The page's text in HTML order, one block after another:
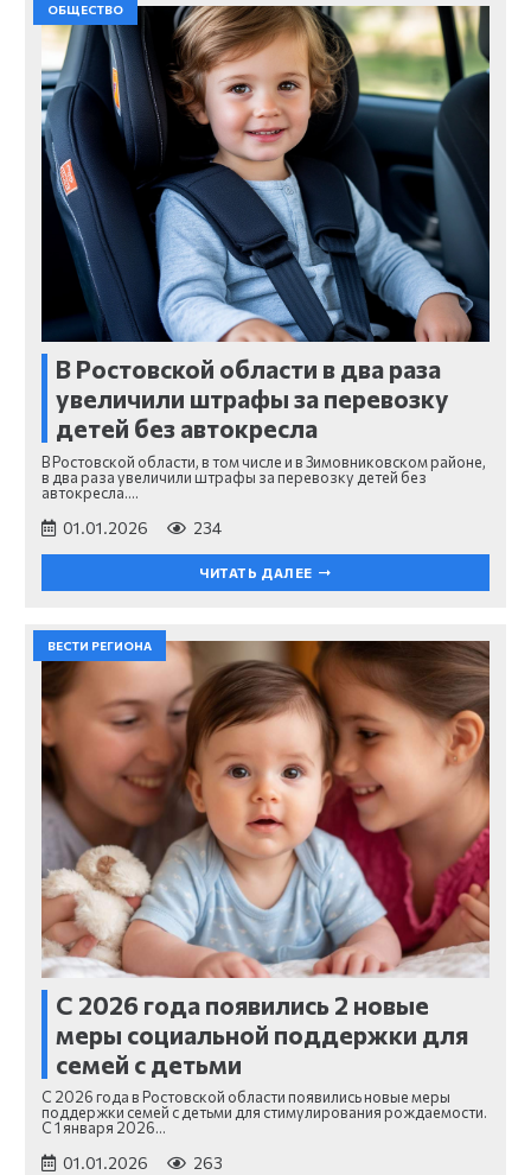
ОБЩЕСТВО
В Ростовской области в два раза
увеличили штрафы за перевозку
детей без автокресла
В Ростовской области, в том числе и в Зимовниковском районе,
в два раза увеличили штрафы за перевозку детей без
автокресла.…
01.01.2026 234
ЧИТАТЬ ДАЛЕЕ
ВЕСТИ РЕГИОНА
С 2026 года появились 2 новые
меры социальной поддержки для
семей с детьми
С 2026 года в Ростовской области появились новые меры
поддержки семей с детьми для стимулирования рождаемости.
С 1 января 2026…
01.01.2026 263